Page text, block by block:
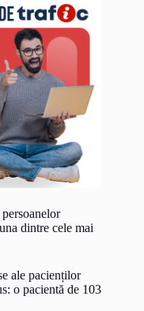
dintre cele mai
ale pacienților
o pacientă de 103